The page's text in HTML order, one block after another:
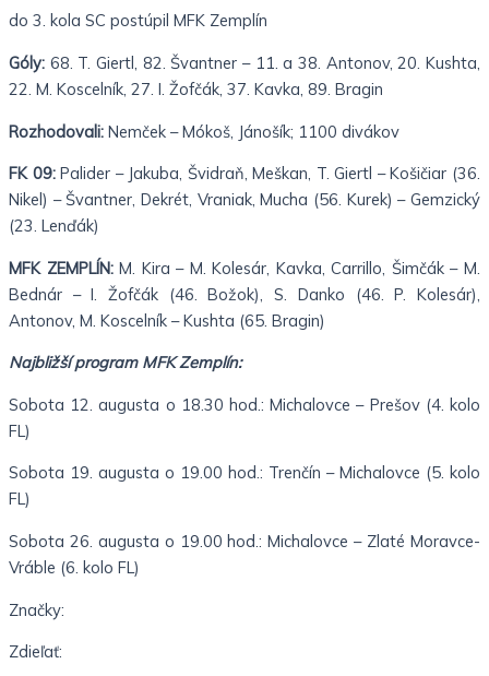
do 3. kola SC postúpil MFK Zemplín
Góly: 68. T. Giertl, 82. Švantner – 11. a 38. Antonov, 20. Kushta,
22. M. Koscelník, 27. I. Žofčák, 37. Kavka, 89. Bragin
Rozhodovali: Nemček – Mókoš, Jánošík; 1100 divákov
FK 09:Palider – Jakuba, Švidraň, Meškan, T. Giertl – Košičiar (36.
Nikel) – Švantner, Dekrét, Vraniak, Mucha (56. Kurek) – Gemzický
(23. Lenďák)
MFK ZEMPLÍN:M. Kira – M. Kolesár, Kavka, Carrillo, Šimčák – M.
Bednár – I. Žofčák (46. Božok), S. Danko (46. P. Kolesár),
Antonov, M. Koscelník – Kushta (65. Bragin)
Najbližší program MFK Zemplín:
Sobota 12. augusta o 18.30 hod.: Michalovce – Prešov (4. kolo
FL)
Sobota 19. augusta o 19.00 hod.: Trenčín – Michalovce (5. kolo
FL)
Sobota 26. augusta o 19.00 hod.: Michalovce – Zlaté Moravce-
Vráble (6. kolo FL)
Značky:
Zdieľať: